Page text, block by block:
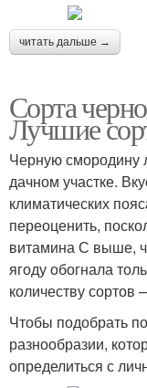
читать дальше →
Сорта
Лучшие
Черную смородину
дачном участке.
климатических
переоценить,
витамина С выше,
ягоду обогнала
количеству сортов
Чтобы подобрать
разнообразии,
определиться с